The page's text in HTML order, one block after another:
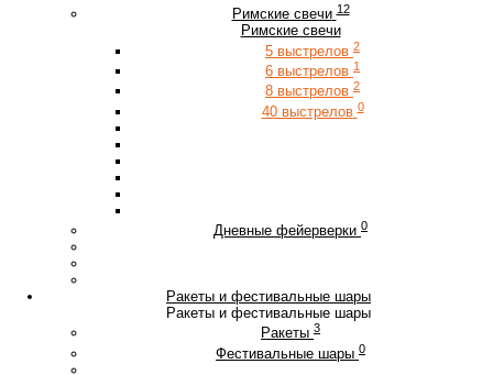
Римские свечи 12
Римские свечи
5 выстрелов 2
6 выстрелов 1
8 выстрелов 2
40 выстрелов 0
Дневные фейерверки 0
Ракеты и фестивальные шары
Ракеты и фестивальные шары
Ракеты 3
Фестивальные шары 0